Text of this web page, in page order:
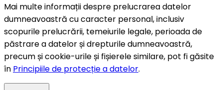
Mai multe informații despre prelucrarea datelor
dumneavoastră cu caracter personal, inclusiv
scopurile prelucrării, temeiurile legale, perioada de
păstrare a datelor și drepturile dumneavoastră,
precum și cookie-urile și fișierele similare, pot fi găsite
în Principiile de protecție a datelor.